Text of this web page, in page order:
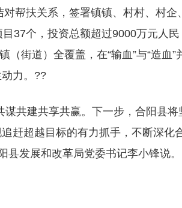
帮扶关系，签署镇镇、村村、村企、
37个，投资总额超过9000万元人民
街道）全覆盖，在“输血”与“造血”
力。??
共建共享共赢。下一步，合阳县将
赶超越目标的有力抓手，不断深化
发展和改革局党委书记李小锋说。